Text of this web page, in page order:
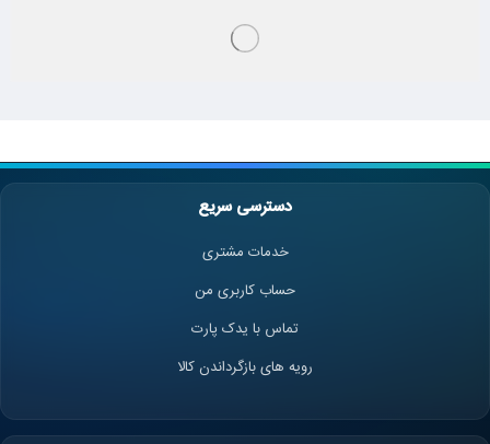
دسترسی سریع
خدمات مشتری
حساب کاربری من
تماس با یدک پارت
رویه های بازگرداندن کالا